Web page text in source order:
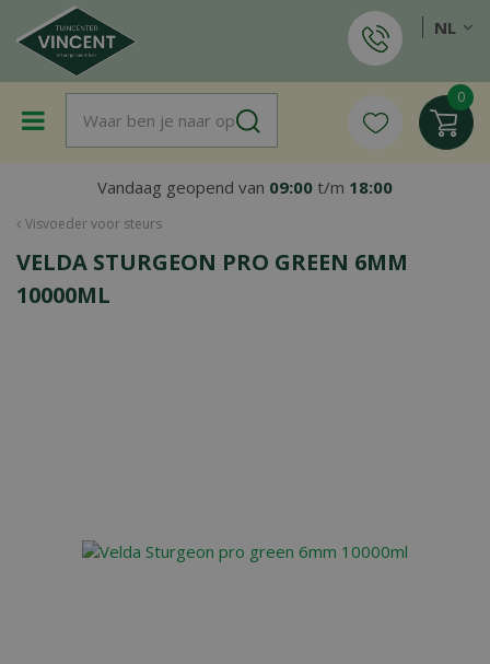
a
Visvoeder voor steurs
Vandaag geopend van 09:00 t/m 18:00
NL
VELDA STURGEON PRO GREEN 6MM
10000ML